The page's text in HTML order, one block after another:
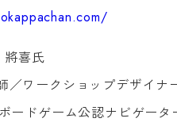
將喜氏
／ワークショップデザイナ
ードゲーム公認ナビゲータ